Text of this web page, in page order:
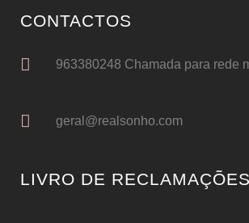
CONTACTOS
963380248 Chamada para rede
geral@realsonho.com
LIVRO DE RECLAMAÇÕES